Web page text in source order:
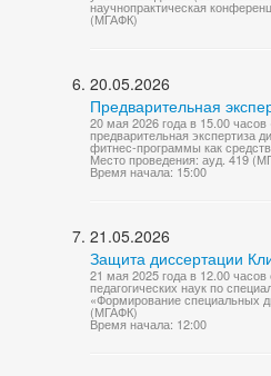
научнопрактическая
(МГАФК)
20.05.2026
Предварительная
20 мая 2026 года в 15.00
предварительная экспертиза
фитнес-программы как
Место проведения: ауд. 419
Время начала: 15:00
21.05.2026
Защита диссертации
21 мая 2025 года в 12.00
педагогических наук по
«Формирование специальных
(МГАФК)
Время начала: 12:00